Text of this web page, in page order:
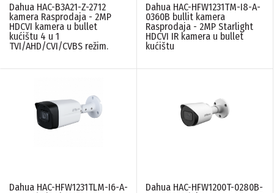
Dahua HAC-B3A21-Z-2712
kamera Rasprodaja - 2MP
HDCVI kamera u bullet
kućištu 4 u 1
TVI/AHD/CVI/CVBS režim.
Dahua HAC-HFW1231TM-I8-A-
0360B bullit kamera
Rasprodaja - 2MP Starlight
HDCVI IR kamera u bullet
kućištu
Dahua HAC-HFW1231TLM-I6-A-
Dahua HAC-HFW1200T-0280B-